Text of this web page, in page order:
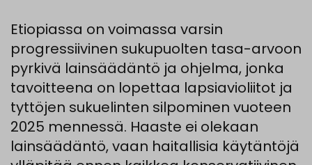
Etiopiassa on voimassa varsin
progressiivinen sukupuolten tasa-arvoon
pyrkivä lainsäädäntö ja ohjelma, jonka
tavoitteena on lopettaa lapsiavioliitot ja
tyttöjen sukuelinten silpominen vuoteen
2025 mennessä. Haaste ei olekaan
lainsäädäntö, vaan haitallisia käytäntöjä